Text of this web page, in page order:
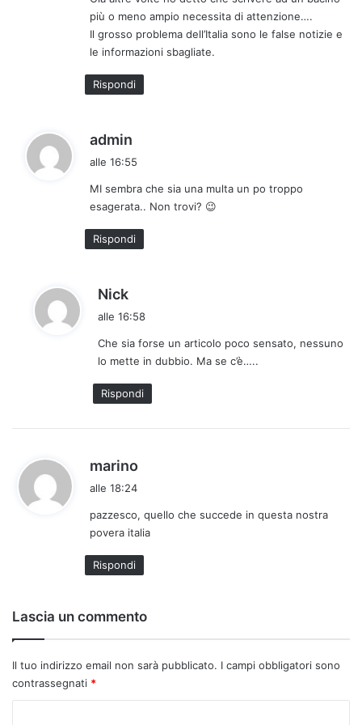
più o meno ampio necessita di attenzione….
Il grosso problema dell’Italia sono le false notizie e
le informazioni sbagliate.
Rispondi
admin
e
t
t
o
alle 16:55
MI sembra che sia una multa un po troppo
esagerata.. Non trovi? 😉
Rispondi
Nick
e
t
t
o
alle 16:58
Che sia forse un articolo poco sensato, nessuno
lo mette in dubbio. Ma se c’è…..
Rispondi
marino
e
t
t
o
alle 18:24
pazzesco, quello che succede in questa nostra
povera italia
Rispondi
Lascia un commento
Il tuo indirizzo email non sarà pubblicato. I campi obbligatori sono
contrassegnati *